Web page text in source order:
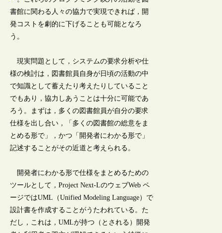
書館に関わる人々の協力で実現できれば，開
発コストを劇的に下げることも可能となろ
う。
現実問題として，システムの要求分析や仕
様の検討は，図書館員自身が日頃の活動の中
で知識として蓄えたり考えたりしていること
でもあり，協力しあうことは十分に可能であ
ろう。まずは，多くの図書館員が自分の要求
仕様を出し合い，「多くの図書館の総意をま
とめる形で」，かつ「開発者にわかる形で」
記述することがその近道と考えられる。
開発者にわかる形で仕様をまとめるための
ツールとして，Project Next-LのウェブWeb ペ
ージではUML（Unified Modeling Language）で
設計書を作成することがうたわれている。た
だし，これは，UMLが持つ（とされる）開発